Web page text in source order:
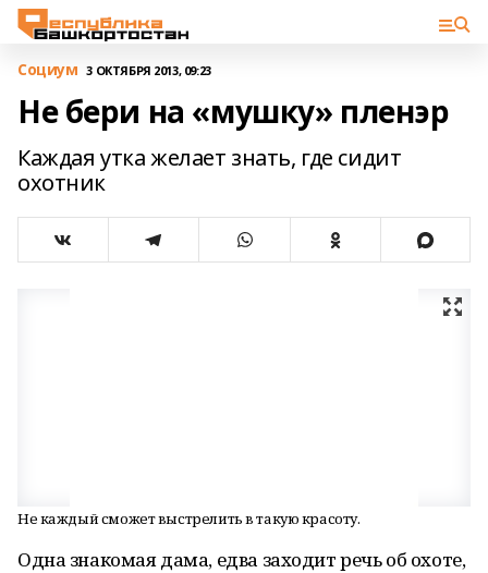
Cоциум 3 ОКТЯБРЯ 2013, 09:23
Не бери на «мушку» пленэр
Каждая утка желает знать, где сидит
охотник
Не каждый сможет выстрелить в такую красоту.
Одна знакомая дама, едва заходит речь об охоте,